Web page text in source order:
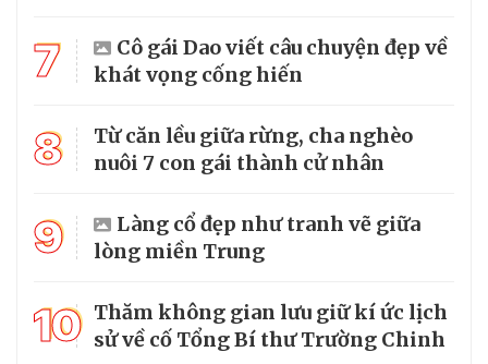
7
Cô gái Dao viết câu chuyện đẹp về
khát vọng cống hiến
8
Từ căn lều giữa rừng, cha nghèo
nuôi 7 con gái thành cử nhân
9
Làng cổ đẹp như tranh vẽ giữa
lòng miền Trung
10 Thăm không gian lưu giữ kí ức lịch
sử về cố Tổng Bí thư Trường Chinh